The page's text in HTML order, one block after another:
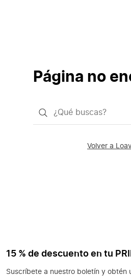
Página no
¿Qué
Volver a
15 % de descuento en tu
Suscríbete a nuestro boletín y obtén